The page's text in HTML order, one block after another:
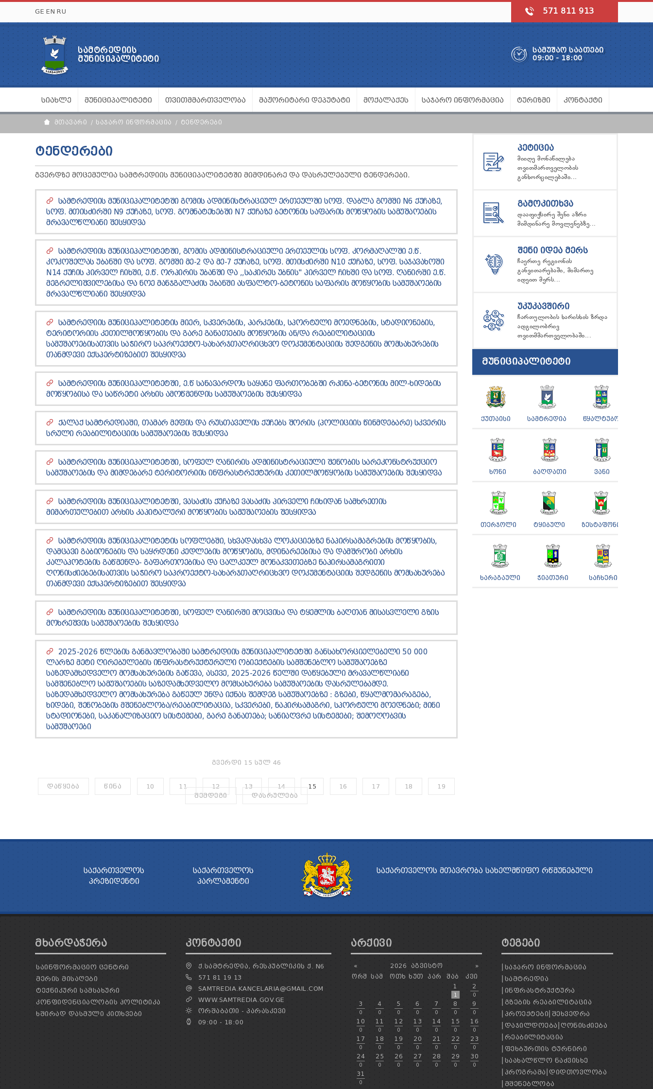
GE EN RU 571 811 913
ᲡᲐᲛᲢᲠᲔᲓᲘᲘᲡ
ᲛᲣᲜᲘᲪᲘᲞᲐᲚᲘᲢᲔᲢᲘ
ᲡᲐᲛᲣᲨᲐᲝ ᲡᲐᲐᲗᲔᲑᲘ
09:00 - 18:00
ᲡᲘᲐᲮᲚᲔ ᲛᲣᲜᲘᲪᲘᲞᲐᲚᲘᲢᲔᲢᲘ ᲗᲕᲘᲗᲛᲛᲐᲠᲗᲕᲔᲚᲝᲑᲐ ᲛᲐᲟᲝᲠᲘᲢᲐᲠᲘ ᲓᲔᲞᲣᲢᲐᲢᲘ ᲛᲝᲥᲐᲚᲐᲥᲔᲡ ᲡᲐᲯᲐᲠᲝ ᲘᲜᲤᲝᲠᲛᲐᲪᲘᲐ ᲢᲣᲠᲘᲖᲛᲘ ᲙᲝᲜᲢᲐᲥᲢᲘ
ᲛᲗᲐᲕᲐᲠᲘ ᲡᲐᲯᲐᲠᲝ ᲘᲜᲤᲝᲠᲛᲐᲪᲘᲐ ᲢᲔᲜᲓᲔᲠᲔᲑᲘ
ᲢᲔᲜᲓᲔᲠᲔᲑᲘ
ᲒᲕᲔᲠᲓᲖᲔ ᲛᲝᲪᲔᲛᲣᲚᲘᲐ ᲡᲐᲛᲢᲠᲔᲓᲘᲘᲡ ᲛᲣᲜᲘᲪᲘᲞᲐᲚᲘᲢᲔᲢᲨᲘ ᲛᲘᲛᲓᲘᲜᲐᲠᲔ ᲓᲐ ᲓᲐᲡᲠᲣᲚᲔᲑᲣᲚᲘ ᲢᲔᲜᲓᲔᲠᲔᲑᲘ.
ᲡᲐᲛᲢᲠᲔᲓᲘᲘᲡ ᲛᲣᲜᲘᲪᲘᲞᲐᲚᲘᲢᲔᲢᲨᲘ ᲒᲝᲛᲘᲡ ᲐᲓᲛᲘᲜᲘᲡᲢᲠᲐᲪᲘᲣᲚ ᲔᲠᲗᲔᲣᲚᲨᲘ ᲡᲝᲤ. ᲓᲐᲑᲚᲐ ᲒᲝᲛᲨᲘ N6 ᲥᲣᲩᲐᲖᲔ,
ᲡᲝᲤ. ᲛᲗᲘᲡᲫᲘᲠᲨᲘ N9 ᲥᲣᲩᲐᲖᲔ, ᲡᲝᲤ. ᲒᲝᲛᲜᲐᲢᲔᲮᲔᲑᲨᲘ N7 ᲥᲣᲩᲐᲖᲔ ᲑᲔᲢᲝᲜᲘᲡ ᲡᲐᲤᲐᲠᲘᲡ ᲛᲝᲬᲧᲝᲑᲘᲡ ᲡᲐᲛᲣᲨᲐᲝᲔᲑᲘᲡ
ᲛᲠᲐᲕᲐᲚᲬᲚᲘᲐᲜᲘ ᲨᲔᲡᲧᲘᲓᲕᲐ
ᲡᲐᲛᲢᲠᲔᲓᲘᲘᲡ ᲛᲣᲜᲘᲪᲘᲞᲐᲚᲘᲢᲔᲢᲨᲘ, ᲒᲝᲛᲘᲡ ᲐᲓᲛᲘᲜᲘᲡᲢᲠᲐᲪᲘᲣᲚᲘ ᲔᲠᲗᲔᲣᲚᲘᲡ ᲡᲝᲤ. ᲙᲝᲠᲛᲐᲦᲐᲚᲨᲘ Ე.Წ.
ᲙᲝᲙᲝᲨᲔᲚᲐᲡ ᲣᲑᲐᲜᲨᲘ ᲓᲐ ᲡᲝᲤ. ᲒᲝᲛᲨᲘ ᲛᲔ-2 ᲓᲐ ᲛᲔ-7 ᲥᲣᲩᲐᲖᲔ, ᲡᲝᲤ. ᲛᲗᲘᲡᲫᲘᲠᲨᲘ N10 ᲥᲣᲩᲐᲖᲔ, ᲡᲝᲤ. ᲡᲐᲯᲐᲕᲐᲮᲝᲨᲘ
N14 ᲥᲣᲩᲘᲡ ᲞᲘᲠᲕᲔᲚ ᲩᲘᲮᲨᲘ, Ე.Წ. ᲝᲠᲞᲘᲠᲘᲡ ᲣᲑᲐᲜᲨᲘ ᲓᲐ ,,ᲡᲐᲙᲘᲠᲔᲡ ᲣᲑᲜᲘᲡ" ᲞᲘᲠᲕᲔᲚ ᲩᲘᲮᲨᲘ ᲓᲐ ᲡᲝᲤ. ᲦᲐᲜᲘᲠᲨᲘ Ე.Წ.
ᲛᲔᲒᲠᲔᲚᲘᲨᲕᲘᲚᲔᲑᲘᲡᲐ ᲓᲐ ᲜᲝᲔ ᲛᲐᲜᲯᲒᲐᲚᲐᲫᲘᲡ ᲣᲑᲐᲜᲨᲘ ᲐᲡᲤᲐᲚᲢᲝ-ᲑᲔᲢᲝᲜᲘᲡ ᲡᲐᲤᲐᲠᲘᲡ ᲛᲝᲬᲧᲝᲑᲘᲡ ᲡᲐᲛᲣᲨᲐᲝᲔᲑᲘᲡ
ᲛᲠᲐᲕᲐᲚᲬᲚᲘᲐᲜᲘ ᲨᲔᲡᲧᲘᲓᲕᲐ
ᲡᲐᲛᲢᲠᲔᲓᲘᲘᲡ ᲛᲣᲜᲘᲪᲘᲞᲐᲚᲘᲢᲔᲢᲘᲡ ᲛᲘᲔᲠ, ᲡᲙᲕᲔᲠᲔᲑᲘᲡ, ᲞᲐᲠᲙᲔᲑᲘᲡ, ᲡᲞᲝᲠᲢᲣᲚᲘ ᲛᲝᲔᲓᲜᲔᲑᲘᲡ, ᲡᲢᲐᲓᲘᲝᲜᲔᲑᲘᲡ,
ᲢᲔᲠᲘᲢᲝᲠᲘᲘᲡ ᲙᲔᲗᲘᲚᲛᲝᲬᲧᲝᲑᲘᲡ ᲓᲐ ᲒᲐᲠᲔ ᲒᲐᲜᲐᲗᲔᲑᲘᲡ ᲛᲝᲬᲧᲝᲑᲘᲡ ᲐᲜ/ᲓᲐ ᲠᲔᲐᲑᲘᲚᲘᲢᲐᲪᲘᲘᲡ
ᲡᲐᲛᲣᲨᲐᲝᲔᲑᲘᲡᲐᲗᲕᲘᲡ ᲡᲐᲭᲘᲠᲝ ᲡᲐᲞᲠᲝᲔᲥᲢᲝ-ᲡᲐᲮᲐᲠᲯᲗᲐᲦᲠᲘᲪᲮᲕᲝ ᲓᲝᲙᲣᲛᲔᲜᲢᲐᲪᲘᲘᲡ ᲨᲔᲓᲒᲔᲜᲘᲡ ᲛᲝᲛᲡᲐᲮᲣᲠᲔᲑᲘᲡ
ᲗᲐᲜᲛᲓᲔᲕᲘ ᲔᲥᲡᲞᲔᲠᲢᲘᲖᲔᲑᲘᲗ ᲨᲔᲡᲧᲘᲓᲕᲐ
ᲡᲐᲛᲢᲠᲔᲓᲘᲘᲡ ᲛᲣᲜᲘᲪᲘᲞᲐᲚᲘᲢᲔᲢᲨᲘ, Ე.Წ ᲡᲐᲜᲐᲕᲐᲠᲓᲝᲡ ᲡᲐᲧᲐᲜᲔ ᲤᲐᲠᲗᲝᲑᲔᲑᲨᲘ ᲠᲙᲘᲜᲐ-ᲑᲔᲢᲝᲜᲘᲡ ᲛᲘᲚ-ᲮᲘᲓᲔᲑᲘᲡ
ᲛᲝᲬᲧᲝᲑᲘᲡᲐ ᲓᲐ ᲡᲐᲬᲠᲔᲢᲘ ᲐᲠᲮᲘᲡ ᲐᲛᲝᲬᲛᲔᲜᲓᲘᲡ ᲡᲐᲛᲣᲨᲐᲝᲔᲑᲘᲡ ᲨᲔᲡᲧᲘᲓᲕᲐ
ᲥᲐᲚᲐᲥ ᲡᲐᲛᲢᲠᲔᲓᲘᲐᲨᲘ, ᲗᲐᲛᲐᲠ ᲛᲔᲤᲘᲡ ᲓᲐ ᲠᲣᲡᲗᲐᲕᲔᲚᲘᲡ ᲥᲣᲩᲔᲑᲡ ᲨᲝᲠᲘᲡ (ᲞᲝᲚᲘᲪᲘᲘᲡ ᲬᲘᲜᲛᲓᲔᲑᲐᲠᲔ) ᲡᲙᲕᲔᲠᲘᲡ
ᲡᲠᲣᲚᲘ ᲠᲔᲐᲑᲘᲚᲘᲢᲐᲪᲘᲘᲡ ᲡᲐᲛᲣᲨᲐᲝᲔᲑᲘᲡ ᲨᲔᲡᲧᲘᲓᲕᲐ
ᲡᲐᲛᲢᲠᲔᲓᲘᲘᲡ ᲛᲣᲜᲘᲪᲘᲞᲐᲚᲘᲢᲔᲢᲨᲘ, ᲡᲝᲤᲔᲚ ᲦᲐᲜᲘᲠᲘᲡ ᲐᲓᲛᲘᲜᲘᲡᲢᲠᲐᲪᲘᲣᲚᲘ ᲨᲔᲜᲝᲑᲘᲡ ᲡᲐᲠᲔᲙᲝᲜᲡᲢᲠᲣᲥᲪᲘᲝ
ᲡᲐᲛᲣᲨᲐᲝᲔᲑᲘᲡ ᲓᲐ ᲛᲘᲛᲓᲔᲑᲐᲠᲔ ᲢᲔᲠᲘᲢᲝᲠᲘᲘᲡ ᲘᲜᲤᲠᲐᲡᲢᲠᲣᲥᲢᲣᲠᲘᲡ ᲙᲔᲗᲘᲚᲛᲝᲬᲧᲝᲑᲘᲡ ᲡᲐᲛᲣᲨᲐᲝᲔᲑᲘᲡ ᲨᲔᲡᲧᲘᲓᲕᲐ
ᲡᲐᲛᲢᲠᲔᲓᲘᲘᲡ ᲛᲣᲜᲘᲪᲘᲞᲐᲚᲘᲢᲔᲢᲨᲘ, ᲕᲐᲡᲐᲫᲘᲡ ᲥᲣᲩᲐᲖᲔ ᲕᲐᲡᲐᲫᲘᲡ ᲞᲘᲠᲕᲔᲚᲘ ᲩᲘᲮᲘᲓᲐᲜ ᲡᲐᲛᲮᲠᲔᲗᲘᲡ
ᲛᲘᲛᲐᲠᲗᲣᲚᲔᲑᲘᲗ ᲐᲠᲮᲘᲡ ᲙᲐᲞᲘᲢᲐᲚᲣᲠᲘ ᲛᲝᲬᲧᲝᲑᲘᲡ ᲡᲐᲛᲣᲨᲐᲝᲔᲑᲘᲡ ᲨᲔᲡᲧᲘᲓᲕᲐ
ᲡᲐᲛᲢᲠᲔᲓᲘᲘᲡ ᲛᲣᲜᲘᲪᲘᲞᲐᲚᲘᲢᲔᲢᲘᲡ ᲡᲝᲤᲚᲔᲑᲨᲘ, ᲡᲮᲕᲐᲓᲐᲡᲮᲕᲐ ᲚᲝᲙᲐᲪᲘᲔᲑᲖᲔ ᲜᲐᲞᲘᲠᲡᲐᲛᲐᲒᲠᲔᲑᲘᲡ ᲛᲝᲬᲧᲝᲑᲘᲡ,
ᲓᲐᲛᲪᲐᲕᲘ ᲒᲐᲑᲘᲝᲜᲔᲑᲘᲡ ᲓᲐ ᲡᲐᲧᲠᲓᲔᲜᲘ ᲙᲔᲓᲚᲔᲑᲘᲡ ᲛᲝᲬᲧᲝᲑᲘᲡ, ᲛᲓᲘᲜᲐᲠᲔᲔᲑᲘᲡᲐ ᲓᲐ ᲓᲐᲛᲨᲠᲝᲑᲘ ᲐᲠᲮᲘᲡ
ᲙᲐᲚᲐᲞᲝᲢᲔᲑᲘᲡ ᲒᲐᲬᲛᲔᲜᲓᲐ- ᲒᲐᲤᲐᲠᲗᲝᲔᲑᲘᲡᲐ ᲓᲐ ᲪᲐᲚᲙᲔᲣᲚ ᲛᲝᲜᲐᲙᲕᲔᲗᲔᲑᲖᲔ ᲜᲐᲞᲘᲠᲡᲐᲛᲐᲒᲠᲘᲗᲘ
ᲦᲝᲜᲘᲡᲫᲘᲔᲑᲔᲑᲘᲡᲐᲗᲕᲘᲡ ᲡᲐᲭᲘᲠᲝ ᲡᲐᲞᲠᲝᲔᲥᲢᲝ-ᲡᲐᲮᲐᲠᲯᲗᲐᲦᲠᲘᲪᲮᲕᲝ ᲓᲝᲙᲣᲛᲔᲜᲢᲐᲪᲘᲘᲡ ᲨᲔᲓᲒᲔᲜᲘᲡ ᲛᲝᲛᲡᲐᲮᲣᲠᲔᲑᲐ
ᲗᲐᲜᲛᲓᲔᲕᲘ ᲔᲥᲡᲞᲔᲠᲢᲘᲖᲔᲑᲘᲗ ᲨᲔᲡᲧᲘᲓᲕᲐ
ᲡᲐᲛᲢᲠᲔᲓᲘᲘᲡ ᲛᲣᲜᲘᲪᲘᲞᲐᲚᲘᲢᲔᲢᲨᲘ, ᲡᲝᲤᲔᲚ ᲦᲐᲜᲘᲠᲨᲘ ᲛᲝᲪᲕᲘᲡᲐ ᲓᲐ ᲢᲧᲔᲛᲚᲘᲡ ᲑᲐᲦᲗᲐᲜ ᲛᲘᲡᲐᲡᲕᲚᲔᲚᲘ ᲒᲖᲘᲡ
ᲛᲝᲮᲠᲔᲨᲕᲘᲡ ᲡᲐᲛᲣᲨᲐᲝᲔᲑᲘᲡ ᲨᲔᲡᲧᲘᲓᲕᲐ
2025-2026 ᲬᲚᲔᲑᲘᲡ ᲒᲐᲜᲛᲐᲕᲚᲝᲑᲐᲨᲘ ᲡᲐᲛᲢᲠᲔᲓᲘᲘᲡ ᲛᲣᲜᲘᲪᲘᲞᲐᲚᲘᲢᲔᲢᲨᲘ ᲒᲐᲜᲡᲐᲮᲝᲠᲪᲘᲔᲚᲔᲑᲔᲚᲘ 50 000
ᲚᲐᲠᲖᲔ ᲛᲔᲢᲘ ᲦᲘᲠᲔᲑᲣᲚᲔᲑᲘᲡ ᲘᲜᲤᲠᲐᲡᲢᲠᲣᲥᲢᲣᲠᲣᲚᲘ ᲝᲑᲘᲔᲥᲢᲔᲑᲘᲡ ᲡᲐᲛᲨᲔᲜᲔᲑᲚᲝ ᲡᲐᲛᲣᲨᲐᲝᲔᲑᲖᲔ
ᲡᲐᲖᲔᲓᲐᲛᲮᲔᲓᲕᲔᲚᲝ ᲛᲝᲛᲡᲐᲮᲣᲠᲔᲑᲘᲡ ᲒᲐᲬᲔᲕᲐ, ᲐᲡᲔᲕᲔ, 2025-2026 ᲬᲔᲚᲨᲘ ᲓᲐᲬᲧᲔᲑᲣᲚᲘ ᲛᲠᲐᲕᲐᲚᲬᲚᲘᲐᲜᲘ
ᲡᲐᲛᲨᲔᲜᲔᲑᲚᲝ ᲡᲐᲛᲣᲨᲐᲝᲔᲑᲘᲡ ᲡᲐᲖᲔᲓᲐᲛᲮᲔᲓᲕᲔᲚᲝ ᲛᲝᲛᲡᲐᲮᲣᲠᲔᲑᲐ ᲡᲐᲛᲣᲨᲐᲝᲔᲑᲘᲡ ᲓᲐᲡᲠᲣᲚᲔᲑᲐᲛᲓᲔ.
ᲡᲐᲖᲔᲓᲐᲛᲮᲔᲓᲕᲔᲚᲝ ᲛᲝᲛᲡᲐᲮᲣᲠᲔᲑᲐ ᲒᲐᲬᲔᲣᲚ ᲣᲜᲓᲐ ᲘᲥᲜᲐᲡ ᲨᲔᲛᲓᲔᲒ ᲡᲐᲛᲣᲨᲐᲝᲔᲑᲖᲔ : ᲒᲖᲔᲑᲘ, ᲬᲧᲐᲚᲛᲝᲛᲐᲠᲐᲒᲔᲑᲐ,
ᲮᲘᲓᲔᲑᲘ, ᲨᲔᲜᲝᲑᲔᲑᲘᲡ ᲛᲨᲔᲜᲔᲑᲚᲝᲑᲐ/ᲠᲔᲐᲑᲘᲚᲘᲢᲐᲪᲘᲐ, ᲡᲙᲕᲔᲠᲔᲑᲘ, ᲜᲐᲞᲘᲠᲡᲐᲛᲐᲒᲠᲘ, ᲡᲞᲝᲠᲢᲣᲚᲘ ᲛᲝᲔᲓᲜᲔᲑᲘ; ᲛᲘᲜᲘ
ᲡᲢᲐᲓᲘᲝᲜᲔᲑᲘ, ᲡᲐᲙᲐᲜᲐᲚᲘᲖᲐᲪᲘᲝ ᲡᲘᲡᲢᲔᲛᲔᲑᲘ, ᲒᲐᲠᲔ ᲒᲐᲜᲐᲗᲔᲑᲐ; ᲡᲐᲜᲘᲐᲦᲕᲠᲔ ᲡᲘᲡᲢᲔᲛᲔᲑᲘ; ᲨᲔᲛᲝᲦᲝᲑᲕᲘᲡ
ᲡᲐᲛᲣᲨᲐᲝᲔᲑᲘ
ᲒᲕᲔᲠᲓᲘ 15 ᲡᲣᲚ 46
ᲓᲐᲬᲧᲔᲑᲐ ᲬᲘᲜᲐ 10 11 12 13 14 15 16 17 18
19
ᲨᲔᲛᲓᲔᲒᲘ
ᲓᲐᲡᲠᲣᲚᲔᲑᲐ
ᲞᲔᲢᲘᲪᲘᲐ
მიიღე მონაწილება
თვითმართველობის
განხორცილებაში...
ᲒᲐᲛᲝᲙᲘᲗᲮᲕᲐ
დააფიქსირე შენი აზრი
მიმდინარე მოვლენებზე...
ᲨᲔᲜᲘ ᲘᲓᲔᲐ ᲛᲔᲠᲡ
ჩაერთე რეგიონის
განვითარებაში, მიმართე
იდეით მერს...
ᲣᲙᲣᲙᲐᲕᲨᲘᲠᲘ
ჩართულობის ხარისხის ზრდა
ადგილობრივ
თვითმმართველობაში...
ᲛᲣᲜᲘᲪᲘᲞᲐᲚᲘᲢᲔᲢᲘ
ᲥᲣᲗᲐᲘᲡᲘ ᲡᲐᲛᲢᲠᲔᲓᲘᲐ ᲬᲧᲐᲚᲢᲣᲑᲝ
ᲮᲝᲜᲘ ᲑᲐᲦᲓᲐᲗᲘ ᲕᲐᲜᲘ
ᲗᲔᲠᲯᲝᲚᲘ ᲢᲧᲘᲑᲣᲚᲘ ᲖᲔᲡᲢᲐᲤᲝᲜᲘ
ᲮᲐᲠᲐᲒᲐᲣᲚᲘ ᲭᲘᲐᲗᲣᲠᲘ ᲡᲐᲩᲮᲔᲠᲘ
ᲡᲐᲥᲐᲠᲗᲕᲔᲚᲝᲡ
ᲞᲠᲔᲖᲘᲓᲔᲜᲢᲘ
ᲡᲐᲥᲐᲠᲗᲕᲔᲚᲝᲡ
ᲞᲐᲠᲚᲐᲛᲔᲜᲢᲘ
ᲡᲐᲥᲐᲠᲗᲕᲔᲚᲝᲡ ᲛᲗᲐᲕᲠᲝᲑᲐ ᲡᲐᲮᲔᲚᲛᲬᲘᲤᲝ ᲠᲬᲛᲣᲜᲔᲑᲣᲚᲘ
ᲛᲮᲐᲠᲓᲐᲭᲔᲠᲐ
ᲡᲐᲘᲜᲤᲝᲠᲛᲐᲪᲘᲝ ᲪᲔᲜᲢᲠᲘ
ᲛᲔᲠᲘᲡ ᲛᲘᲡᲐᲦᲔᲑᲘ
ᲢᲔᲥᲜᲘᲙᲣᲠᲘ ᲡᲐᲛᲡᲐᲮᲣᲠᲘ
ᲙᲝᲜᲤᲘᲓᲔᲜᲪᲘᲐᲚᲝᲑᲘᲡ ᲞᲝᲚᲘᲢᲘᲙᲐ
ᲮᲨᲘᲠᲐᲓ ᲓᲐᲡᲛᲣᲚᲘ ᲙᲘᲗᲮᲕᲔᲑᲘ
ᲙᲝᲜᲢᲐᲥᲢᲘ
Ქ.ᲡᲐᲛᲢᲠᲔᲓᲘᲐ, ᲠᲔᲡᲞᲣᲑᲚᲘᲙᲘᲡ Ქ. N6
571 81 19 13
SAMTREDIA.KANCELARIA@GMAIL.COM
WWW.SAMTREDIA.GOV.GE
ᲝᲠᲨᲐᲑᲐᲗᲘ - ᲞᲐᲠᲐᲡᲙᲔᲕᲘ
09:00 - 18:00
ᲐᲠᲥᲘᲕᲘ
« »
2026
ᲐᲒᲕᲘᲡᲢᲝ
ᲝᲠᲨ
ᲡᲐᲛ ᲝᲗᲮ ᲮᲣᲗ ᲞᲐᲠ ᲨᲐᲑ
ᲙᲕᲘ
1
1
2
0
3
0
4
0
5
0
6
0
7
0
8
0
9
0
10
0
11
0
12
0
13
0
14
0
15
0
16
0
17
0
18
0
19
0
20
0
21
0
22
0
23
0
24
0
25
0
26
0
27
0
28
0
29
0
30
0
31
0
ᲢᲔᲒᲔᲑᲘ
ᲡᲐᲯᲐᲠᲝ ᲘᲜᲤᲝᲠᲛᲐᲪᲘᲐ
ᲡᲐᲛᲢᲠᲔᲓᲘᲐ
ᲘᲜᲤᲠᲐᲡᲢᲠᲣᲥᲢᲣᲠᲐ
ᲒᲖᲔᲑᲘᲡ ᲠᲔᲐᲑᲘᲚᲘᲢᲐᲪᲘᲐ
ᲞᲠᲝᲔᲥᲢᲔᲑᲘ ᲨᲔᲮᲕᲔᲓᲠᲐ
ᲓᲐᲯᲘᲚᲓᲝᲔᲑᲐ ᲦᲝᲜᲘᲡᲫᲘᲔᲑᲐ
ᲠᲔᲐᲑᲘᲚᲘᲢᲐᲪᲘᲐ
ᲤᲔᲮᲑᲣᲠᲗᲘᲡ ᲢᲣᲠᲜᲘᲠᲘ
ᲡᲐᲐᲮᲐᲚᲬᲚᲝ ᲜᲐᲫᲕᲘᲡᲮᲔ
ᲞᲠᲝᲒᲠᲐᲛᲐ ᲓᲘᲓᲗᲝᲕᲚᲝᲑᲐ
ᲛᲨᲔᲜᲔᲑᲚᲝᲑᲐ